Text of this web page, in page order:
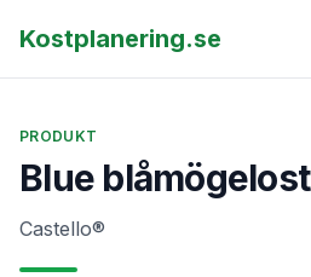
Kostplanering.se
PRODUKT
Blue blåmögelost
Castello®